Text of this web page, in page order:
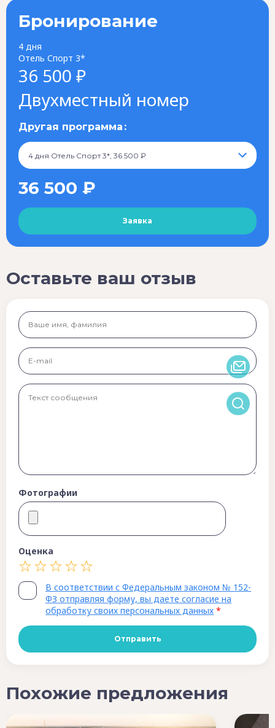
Бронирование
4 дня
Отель Спорт 3*
36 500 ₽
Двухместный номер
Другая программа
4 дня Отель Спорт 3*, 36 500 ₽
36 500 ₽
Оставьте ваш отзыв
Фотографии
Оценка
В соответствии с Федеральным законом № 152-
ФЗ отправляя форму, вы даете согласие на
обработку своих персональных данных *
Похожие предложения